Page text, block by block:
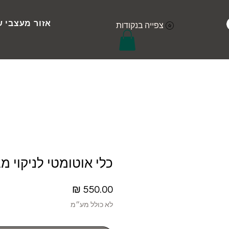
אזור מעצבי צפייה בנקודות
כלי אוטומטי
לא כולל מע״מ